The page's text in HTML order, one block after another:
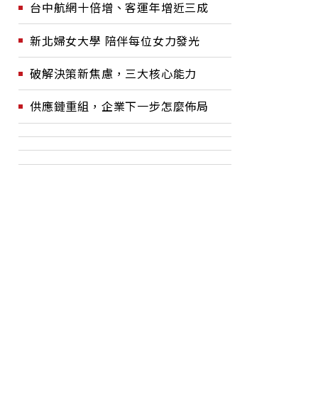
台中航網十倍增、客運年增近三成
新北婦女大學 陪伴每位女力發光
破解決策新焦慮，三大核心能力
供應鏈重組，企業下一步怎麼佈局